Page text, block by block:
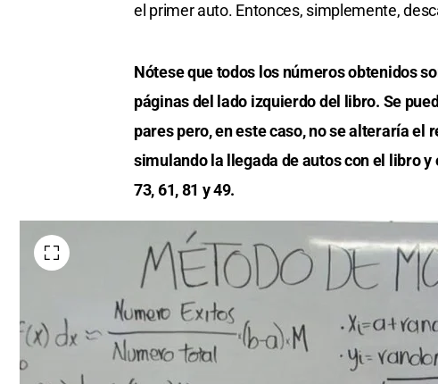
el primer auto. Entonces, simplemente,
Nótese que todos los números obtenidos
páginas del lado izquierdo del libro. Se
pares pero, en este caso, no se alteraría
simulando la llegada de autos con el libro y
73, 61, 81 y 49.